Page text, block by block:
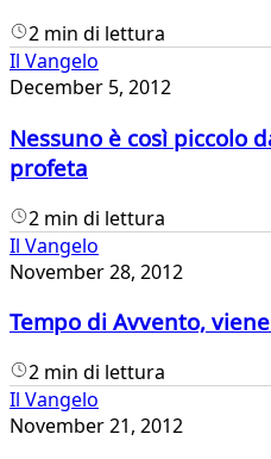
2 min di lettura
Il Vangelo
December 5, 2012
Nessuno è così piccolo
profeta
2 min di lettura
Il Vangelo
November 28, 2012
Tempo di Avvento,
2 min di lettura
Il Vangelo
November 21, 2012